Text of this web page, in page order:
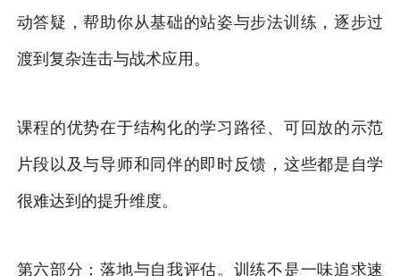
动答疑，帮助你从基础的站姿与步法训练，逐步过
渡到复杂连击与战术应用。
课程的优势在于结构化的学习路径、可回放的示范
片段以及与导师和同伴的即时反馈，这些都是自学
很难达到的提升维度。
第六部分：落地与自我评估。训练不是一味追求速